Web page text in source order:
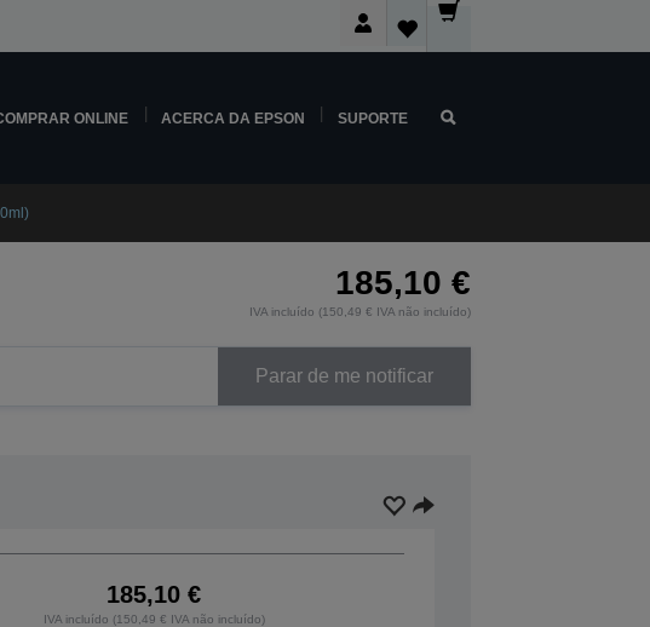
ONLINE ACERCA DA EPSON SUPORTE
185,10 €
IVA incluído (150,49 € IVA não incluído)
Parar de me notificar
185,10 €
IVA incluído (150,49 € IVA não incluído)